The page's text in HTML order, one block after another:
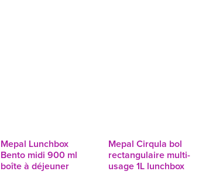
Mepal Lunchbox
Bento midi 900 ml
boîte à déjeuner
Mepal Cirqula bol
rectangulaire multi-
usage 1L lunchbox